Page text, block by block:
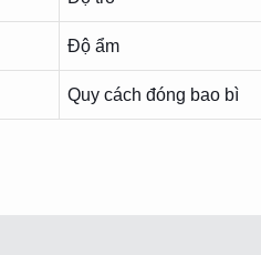
Độ ẩm
Quy cách đóng bao bì